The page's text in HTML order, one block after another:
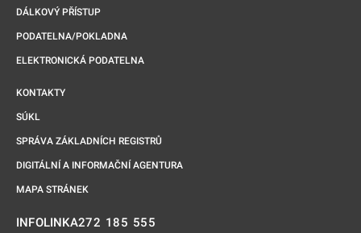
DÁLKOVÝ PŘÍSTUP
PODATELNA/POKLADNA
ELEKTRONICKÁ PODATELNA
KONTAKTY
SÚKL
SPRÁVA ZÁKLADNÍCH REGISTRŮ
DIGITÁLNÍ A INFORMAČNÍ AGENTURA
MAPA STRÁNEK
INFOLINKA272 185 555